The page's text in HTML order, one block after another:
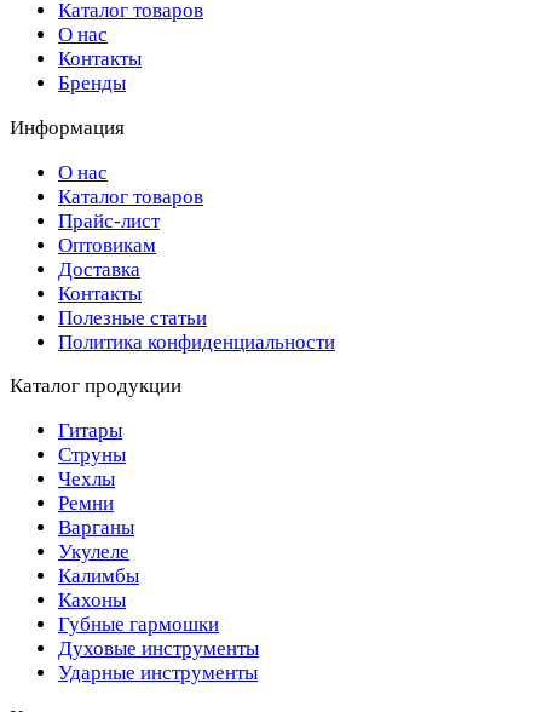
Каталог товаров
О нас
Контакты
Бренды
Информация
О нас
Каталог товаров
Прайс-лист
Оптовикам
Доставка
Контакты
Полезные статьи
Политика конфиденциальности
Каталог продукции
Гитары
Струны
Чехлы
Ремни
Варганы
Укулеле
Калимбы
Кахоны
Губные гармошки
Духовые инструменты
Ударные инструменты